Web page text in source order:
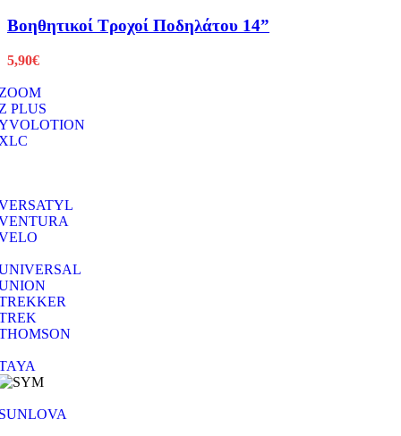
Βοηθητικοί Τροχοί Ποδηλάτου 14”
5,90€
PLUS